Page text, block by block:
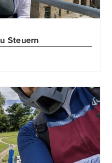
Steuern
Karriereblog.
bis hin zum
Bereich Finanzstraf- und
Bernhard ist seinen
Er zeigt damit, wie
Möglichkeiten mit
sind - von der